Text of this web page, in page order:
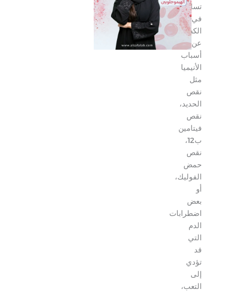
تساعدك
في
الكشف
عن
أسباب
الأنيميا
مثل
نقص
الحديد،
نقص
فيتامين
ب12،
نقص
حمض
الفوليك،
أو
بعض
اضطرابات
الدم
التي
قد
تؤدي
إلى
التعب،